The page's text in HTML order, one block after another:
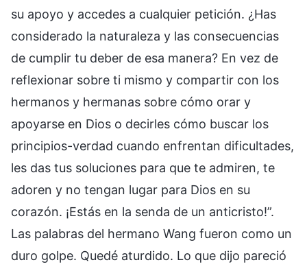
su apoyo y accedes a cualquier petición. ¿Has
considerado la naturaleza y las consecuencias
de cumplir tu deber de esa manera? En vez de
reflexionar sobre ti mismo y compartir con los
hermanos y hermanas sobre cómo orar y
apoyarse en Dios o decirles cómo buscar los
principios-verdad cuando enfrentan dificultades,
les das tus soluciones para que te admiren, te
adoren y no tengan lugar para Dios en su
corazón. ¡Estás en la senda de un anticristo!”.
Las palabras del hermano Wang fueron como un
duro golpe. Quedé aturdido. Lo que dijo pareció